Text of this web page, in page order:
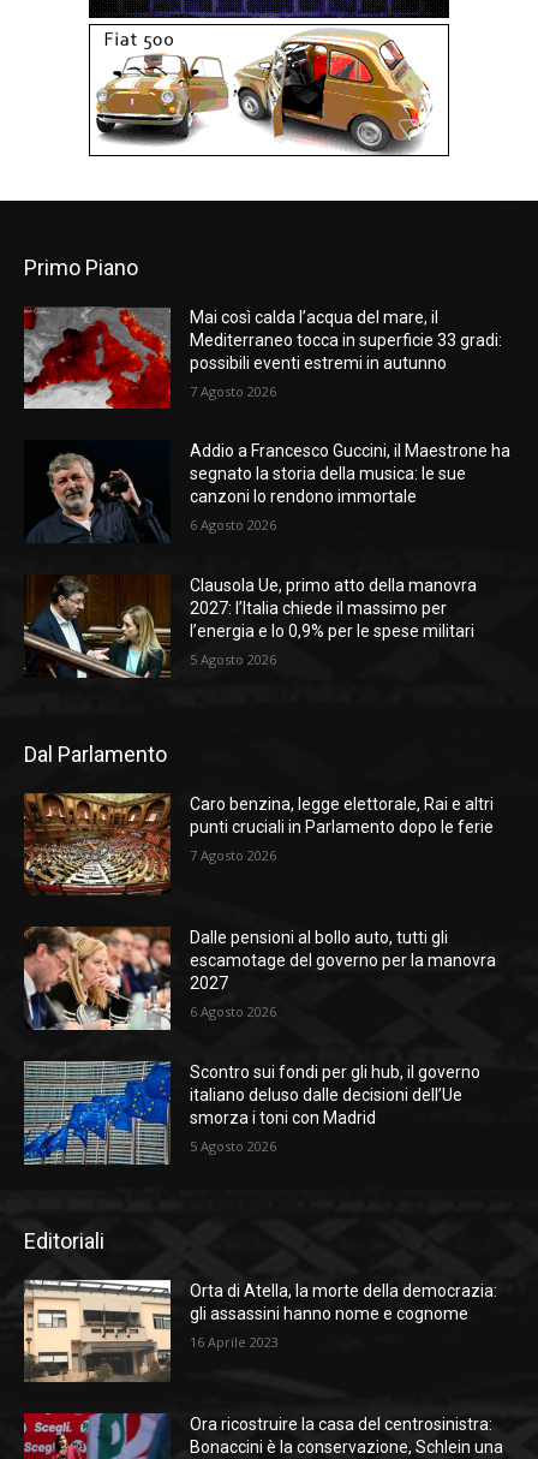
Primo Piano
Mai così calda l’acqua del mare, il
Mediterraneo tocca in superficie 33 gradi:
possibili eventi estremi in autunno
7 Agosto 2026
Addio a Francesco Guccini, il Maestrone ha
segnato la storia della musica: le sue
canzoni lo rendono immortale
6 Agosto 2026
Clausola Ue, primo atto della manovra
2027: l’Italia chiede il massimo per
l’energia e lo 0,9% per le spese militari
5 Agosto 2026
Dal Parlamento
Caro benzina, legge elettorale, Rai e altri
punti cruciali in Parlamento dopo le ferie
7 Agosto 2026
Dalle pensioni al bollo auto, tutti gli
escamotage del governo per la manovra
2027
6 Agosto 2026
Scontro sui fondi per gli hub, il governo
italiano deluso dalle decisioni dell’Ue
smorza i toni con Madrid
5 Agosto 2026
Editoriali
Orta di Atella, la morte della democrazia:
gli assassini hanno nome e cognome
16 Aprile 2023
Ora ricostruire la casa del centrosinistra:
Bonaccini è la conservazione, Schlein una